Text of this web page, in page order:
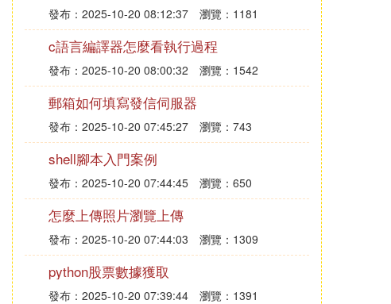
發布：2025-10-20 08:12:37 瀏覽：1181
c語言編譯器怎麼看執行過程
發布：2025-10-20 08:00:32 瀏覽：1542
郵箱如何填寫發信伺服器
發布：2025-10-20 07:45:27 瀏覽：743
shell腳本入門案例
發布：2025-10-20 07:44:45 瀏覽：650
怎麼上傳照片瀏覽上傳
發布：2025-10-20 07:44:03 瀏覽：1309
python股票數據獲取
發布：2025-10-20 07:39:44 瀏覽：1391